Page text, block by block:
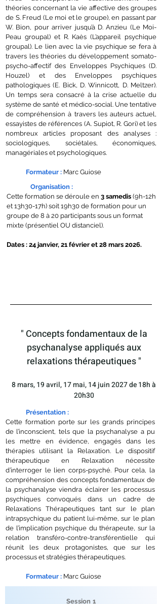
théories concernant la vie affective des groupes
de S. Freud (Le moi et le groupe), en passant par
W. Bion, pour arriver jusqu’à D. Anzieu (Le Moi-
Peau groupal) et R. Kaès (L’appareil psychique
groupal). Le lien avec la vie psychique se fera à
travers les théories du développement somato-
psycho-affectif des Enveloppes Psychiques (D.
Houzel) et des Enveloppes psychiques
pathologiques (E. Bick, D. Winnicott, D. Meltzer).
Un temps sera consacré à la crise actuelle du
système de santé et médico-social. Une tentative
de compréhension à travers les auteurs actuel,
essayistes de références (A. Supiot, R. Gori) et les
nombreux articles proposant des analyses :
sociologiques, sociétales, économiques,
managériales et psychologiques.
Formateur : Marc Guiose
Organisation :
Cette formation se déroule en 3 samedis (9h-12h
et 13h30-17h) soit 19h30 de formation pour un
groupe de 8 à 20 participants sous un format
mixte (présentiel OU distanciel).
Dates : 24 janvier, 21 février et 28 mars 2026.
" Concepts fondamentaux de la
psychanalyse appliqués aux
relaxations thérapeutiques"
8 mars, 19 avril, 17 mai, 14 juin 2027 de 18h à
20h30
Présentation :
Cette formation porte sur les grands principes
de l’inconscient, tels que la psychanalyse a pu
les mettre en évidence, engagés dans les
thérapies utilisant la Relaxation. Le dispositif
thérapeutique en Relaxation nécessite
d’interroger le lien corps-psyché. Pour cela, la
compréhension des concepts fondamentaux de
la psychanalyse viendra éclairer les processus
psychiques convoqués dans un cadre de
Relaxations Thérapeutiques tant sur le plan
intrapsychique du patient lui-même, sur le plan
de l’implication psychique du thérapeute, sur la
relation transféro-contre-transférentielle qui
réunit les deux protagonistes, que sur les
processus et stratégies thérapeutiques.
Formateur : Marc Guiose
Session 1